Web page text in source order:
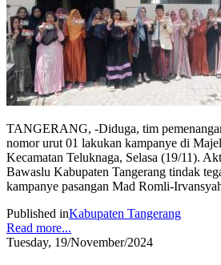
TANGERANG, -Diduga, tim
nomor urut 01 lakukan kampanye di
Kecamatan Teluknaga, Selasa (19/11).
Bawaslu Kabupaten Tangerang tindak
kampanye pasangan Mad Romli-
Published inKabupaten Tangerang
Read more...
Tuesday, 19/November/2024